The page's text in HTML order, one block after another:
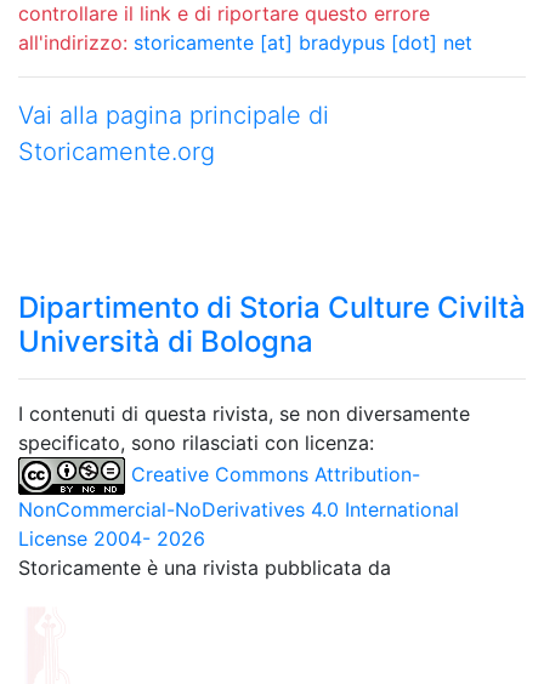
controllare il link e di riportare questo errore
all'indirizzo: storicamente [at] bradypus [dot] net
Vai alla pagina principale di
Storicamente.org
Dipartimento di Storia Culture Civiltà
Università di Bologna
I contenuti di questa rivista, se non diversamente
specificato, sono rilasciati con licenza:
Creative Commons Attribution-
NonCommercial-NoDerivatives 4.0 International
License 2004- 2026
Storicamente è una rivista pubblicata da